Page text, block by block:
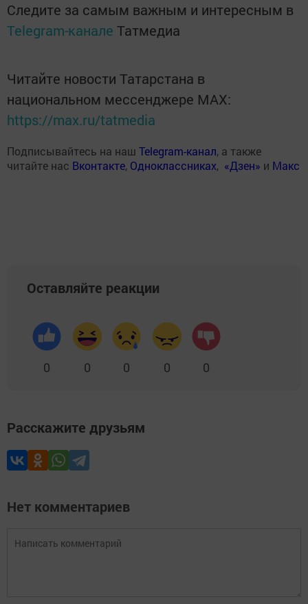
Следите за самым важным и интересным в
Telegram-канале Татмедиа
Читайте новости Татарстана в
национальном мессенджере MАХ:
https://max.ru/tatmedia
Подписывайтесь на наш Telegram-канал, а также
читайте нас Вконтакте, Одноклассниках, «Дзен» и Макс
Оставляйте реакции
0 0 0 0 0
Расскажите друзьям
Нет комментариев